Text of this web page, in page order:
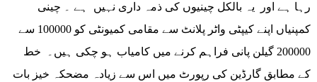
رہا ہے اور یہ بالکل چینیوں کی ذمہ داری نہیں ہے ۔ چینی
کمپنیاں اپنے کیپٹی واٹر پلانٹ سے مقامی کمیونٹی کو 100000 سے
200000 گیلن پانی فراہم کرنے میں کامیاب ہو چکی ہیں۔ خط
کے مطابق گارڈین کی رپورٹ میں اس سے زیادہ مضحکہ خیز بات